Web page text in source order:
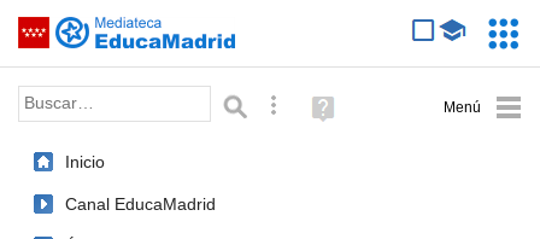
Saltar navegación
Palabra o frase: Búsqueda avanzada
Ayuda
(en
Inicio
Canal EducaMadrid